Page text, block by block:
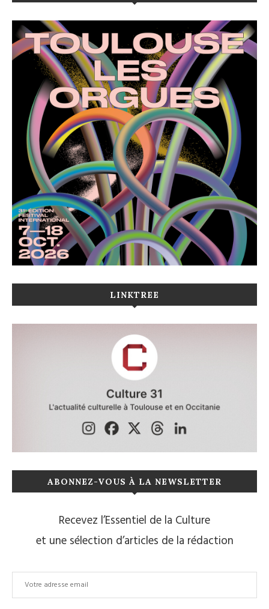
LINKTREE
ABONNEZ-VOUS À LA NEWSLETTER
Recevez l’Essentiel de la Culture
et une sélection d’articles de la rédaction